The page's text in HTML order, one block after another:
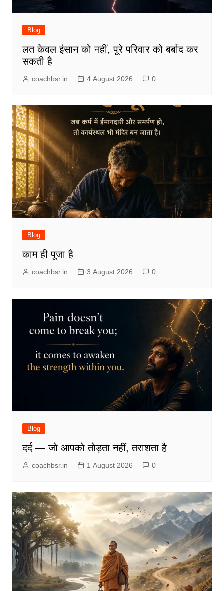
Blog
लत केवल इंसान को नहीं, पूरे परिवार को बर्बाद कर
सकती है
coachbsr.in 4 August 2026 0
Blog
काम ही पूजा है
coachbsr.in 3 August 2026 0
Blog
दर्द — जो आपको तोड़ता नहीं, तराशता है
coachbsr.in 1 August 2026 0